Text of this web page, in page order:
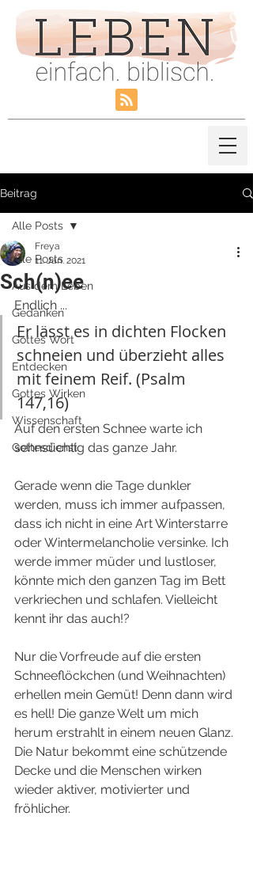
Beitrag
Alle Posts
Aus dem Leben
Gedanken
Gottes Wort
Entdecken
Gottes Wirken
Wissenschaft
Gottesdienst
Alle Posts
Sch(n)ee
Freya
11. Jan. 2021
Endlich ...
Er lässt es in dichten Flocken
schneien und überzieht alles
mit feinem Reif. (Psalm
147,16)
Auf den ersten Schnee warte ich
sehnsüchtig das ganze Jahr.
Gerade wenn die Tage dunkler
werden, muss ich immer aufpassen,
dass ich nicht in eine Art Winterstarre
oder Wintermelancholie versinke. Ich
werde immer müder und lustloser,
könnte mich den ganzen Tag im Bett
verkriechen und schlafen. Vielleicht
kennt ihr das auch!?
Nur die Vorfreude auf die ersten
Schneeflöckchen (und Weihnachten)
erhellen mein Gemüt! Denn dann wird
es hell! Die ganze Welt um mich
herum erstrahlt in einem neuen Glanz.
Die Natur bekommt eine schützende
Decke und die Menschen wirken
wieder aktiver, motivierter und
fröhlicher.